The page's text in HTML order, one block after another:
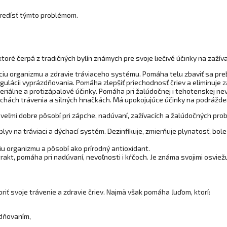
týmto problémom.
čerpá z tradičných bylín známych pre svoje liečivé účinky na
organizmu a zdravie tráviaceho systému. Pomáha telu zbaviť sa
vyprázdňovania. Pomáha zlepšiť priechodnosť čriev a eliminuje
a protizápalové účinky. Pomáha pri žalúdočnej i tehotenskej
trávenia a silných hnačkách. Má upokojujúce účinky na
dobre pôsobí pri zápche, nadúvaní, zažívacích a žalúdočných
na tráviaci a dýchací systém. Dezinfikuje, zmierňuje plynatosť,
organizmu a pôsobí ako prírodný antioxidant.
pomáha pri nadúvaní, nevoľnosti i kŕčoch. Je známa svojimi
svoje trávenie a zdravie čriev. Najmä však pomáha ľuďom, ktorí: